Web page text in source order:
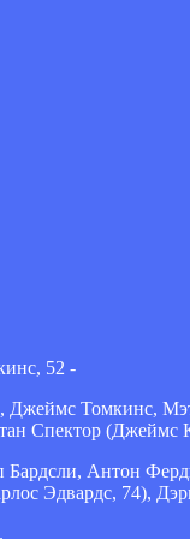
52 -
Джеймс Томкинс,
Спектор
Антон
Эдвардс, 74),